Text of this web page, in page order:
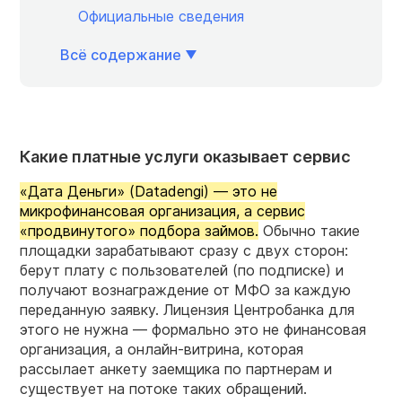
Официальные сведения
Всё содержание
Какие платные услуги оказывает сервис
«Дата Деньги» (Datadengi) — это не
микрофинансовая организация, а сервис
«продвинутого» подбора займов. Обычно такие
площадки зарабатывают сразу с двух сторон:
берут плату с пользователей (по подписке) и
получают вознаграждение от МФО за каждую
переданную заявку. Лицензия Центробанка для
этого не нужна — формально это не финансовая
организация, а онлайн-витрина, которая
рассылает анкету заемщика по партнерам и
существует на потоке таких обращений.